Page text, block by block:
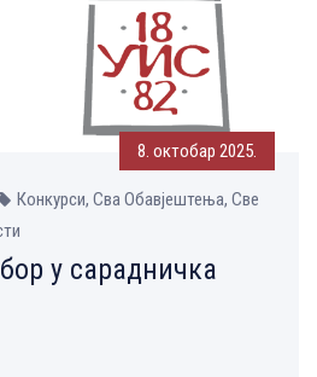
8. октобар 2025.
Конкурси, Сва Обавјештења, Све
у сарадничка